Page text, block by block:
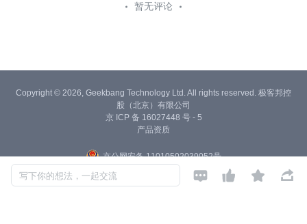
暂无评论
写下你的想法，一起交流    
Copyright © 2026, Geekbang Technology Ltd. All rights reserved. 极客邦控
股（北京）有限公司
京 ICP 备 16027448 号 - 5
产品资质
京公网安备 11010502039052号